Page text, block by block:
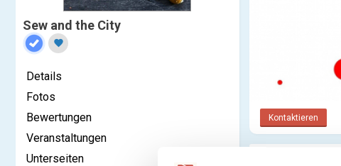
Sew and the City
favorite
Details
Fotos
Bewertungen
Veranstaltungen
Unterseiten
Kontaktieren